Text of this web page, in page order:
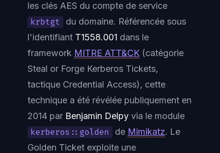
les clés AES du compte de service
krbtgt
du domaine. Référencée sous
l'identifiant T1558.001 dans le
framework MITRE ATT&CK (catégorie
Steal or Forge Kerberos Tickets,
tactique Credential Access), cette
technique a été révélée publiquement en
2014 par Benjamin Delpy via le module
kerberos::golden de Mimikatz. Le
Golden Ticket exploite une